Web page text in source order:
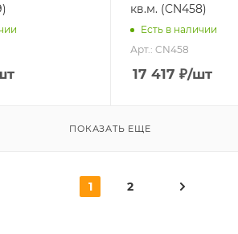
кв.м. (CN458)
Есть в наличии
Арт.: CN458
17 417 ₽/шт
ПОКАЗАТЬ ЕЩЕ
1 2